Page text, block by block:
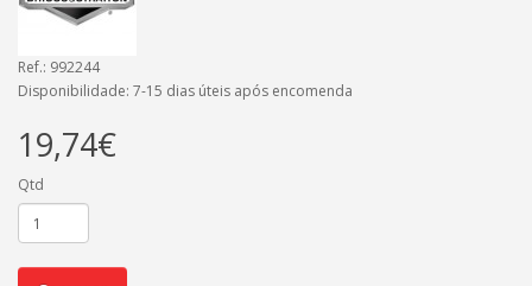
Ref.: 992244
Disponibilidade: 7-15 dias úteis após encomenda
19,74€
Qtd